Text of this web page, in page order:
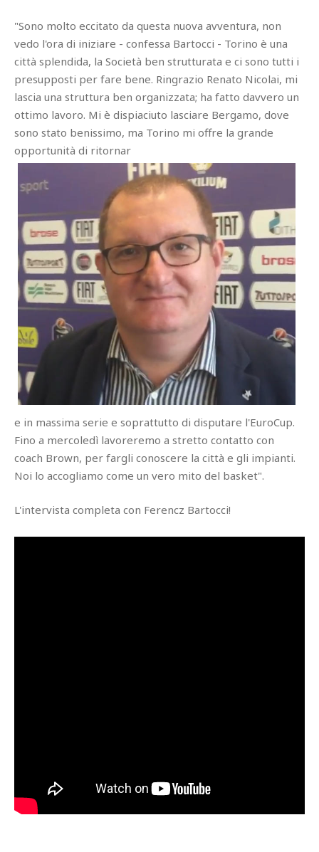
"Sono molto eccitato da questa nuova avventura, non
vedo l'ora di iniziare - confessa Bartocci - Torino è una
città splendida, la Società ben strutturata e ci sono tutti i
presupposti per fare bene. Ringrazio Renato Nicolai, mi
lascia una struttura ben organizzata; ha fatto davvero un
ottimo lavoro. Mi è dispiaciuto lasciare Bergamo, dove
sono stato benissimo, ma Torino mi offre la grande
opportunità di ritornar
e in massima serie e soprattutto di disputare l'EuroCup.
Fino a mercoledì lavoreremo a stretto contatto con
coach Brown, per fargli conoscere la città e gli impianti.
Noi lo accogliamo come un vero mito del basket".
L'intervista completa con Ferencz Bartocci!